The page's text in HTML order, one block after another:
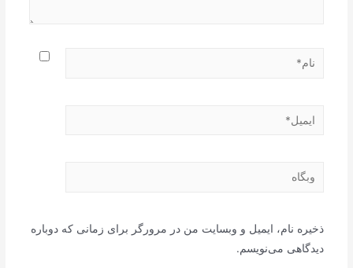
نام*
ایمیل*
وبگاه
ذخیره نام، ایمیل و وبسایت من در مرورگر برای زمانی که دوباره
دیدگاهی می‌نویسم.